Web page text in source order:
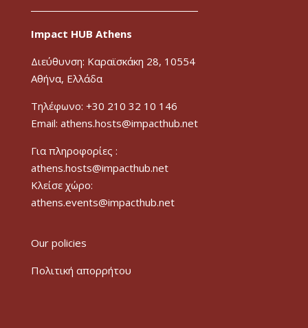
Impact HUB Athens
Διεύθυνση: Καραϊσκάκη 28, 10554
Αθήνα, Ελλάδα
Τηλέφωνο: +30 210 32 10 146
Email: athens.hosts@impacthub.net
Για πληροφορίες :
athens.hosts@impacthub.net
Κλείσε χώρο:
athens.events@impacthub.net
Our policies
Πολιτική απορρήτου